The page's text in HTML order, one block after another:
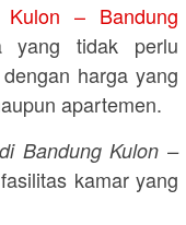
– Bandung
yang tidak perlu
harga yang
apartemen.
Bandung Kulon –
kamar yang